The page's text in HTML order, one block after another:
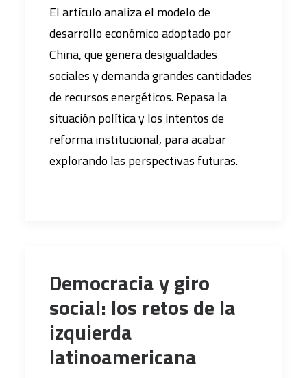
El artículo analiza el modelo de
desarrollo económico adoptado por
China, que genera desigualdades
sociales y demanda grandes cantidades
de recursos energéticos. Repasa la
situación política y los intentos de
reforma institucional, para acabar
explorando las perspectivas futuras.
Democracia y giro
social: los retos de la
izquierda
latinoamericana